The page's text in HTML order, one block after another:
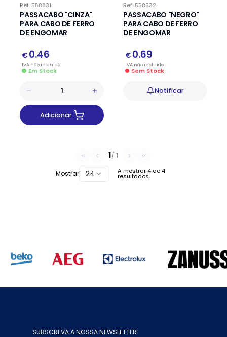
Ref. 558831
PASSACABO "CINZA"
PARA CABO DE FERRO
DE ENGOMAR
€ 0.46
IVA nãoincluído
Em Stock
Adicionar
Ref. 558832
PASSACABO "NEGRO"
PARA CABO DE FERRO
DE ENGOMAR
€ 0.69
IVA nãoincluído
Sem Stock
Notificar
A mostrar 4de 4
resultados
1/1
Mostrar 24
SUBSCREVA A NOSSA NEWSLETTER